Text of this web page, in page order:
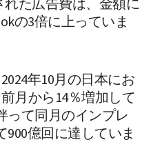
た広告費は、金額に
の3倍に上っていま
年10月の日本にお
月から14％増加して
って同月のインプレ
億回に達していま